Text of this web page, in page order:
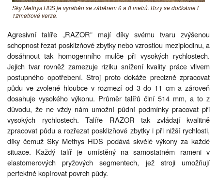
Sky Methys HDS je vyráběn se záběrem 6 a 8 metrů. Brzy se dočkáme i
12metrové verze.
Agresivní talíře „RAZOR” mají díky svému tvaru zvýšenou
schopnost řezat posklizňové zbytky nebo vzrostlou meziplodinu, a
dosáhnout tak homogenního mulče při vysokých rychlostech.
Jejich tvar rovněž zamezuje riziku snížení kvality práce vlivem
postupného opotřebení. Stroj proto dokáže precizně zpracovat
půdu ve zvolené hloubce v rozmezí od 3 do 11 cm a zároveň
dosahuje vysokého výkonu. Průměr talířů činí 514 mm, a to z
důvodu, že ne vždy nám umožní půdní podmínky pracovat při
vysokých rychlostech. Talíře RAZOR tak zvládají kvalitně
zpracovat půdu a rozřezat posklizňové zbytky i při nižší rychlosti,
díky čemuž Sky Methys HDS podává skvělé výkony za každé
situace. Každý talíř je umístěný na samostatném rameni v
elastomerových pryžových segmentech, jež stroji umožňují
perfektně kopírovat povrch půdy.